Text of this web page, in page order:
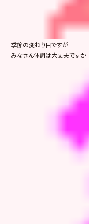
季節の変わり目ですが
みなさん体調は大丈夫ですか